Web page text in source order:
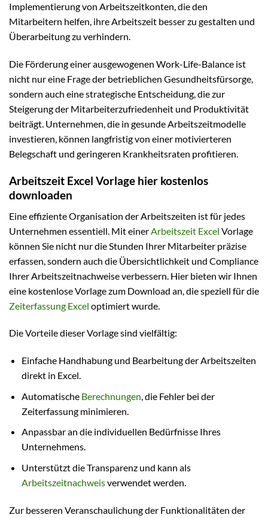
Implementierung von Arbeitszeitkonten, die den
Mitarbeitern helfen, ihre Arbeitszeit besser zu gestalten und
Überarbeitung zu verhindern.
Die Förderung einer ausgewogenen Work-Life-Balance ist
nicht nur eine Frage der betrieblichen Gesundheitsfürsorge,
sondern auch eine strategische Entscheidung, die zur
Steigerung der Mitarbeiterzufriedenheit und Produktivität
beiträgt. Unternehmen, die in gesunde Arbeitszeitmodelle
investieren, können langfristig von einer motivierteren
Belegschaft und geringeren Krankheitsraten profitieren.
Arbeitszeit Excel Vorlage hier kostenlos
downloaden
Eine effiziente Organisation der Arbeitszeiten ist für jedes
Unternehmen essentiell. Mit einer Arbeitszeit Excel Vorlage
können Sie nicht nur die Stunden Ihrer Mitarbeiter präzise
erfassen, sondern auch die Übersichtlichkeit und Compliance
Ihrer Arbeitszeitnachweise verbessern. Hier bieten wir Ihnen
eine kostenlose Vorlage zum Download an, die speziell für die
Zeiterfassung Excel optimiert wurde.
Die Vorteile dieser Vorlage sind vielfältig:
Einfache Handhabung und Bearbeitung der Arbeitszeiten
direkt in Excel.
Automatische Berechnungen, die Fehler bei der
Zeiterfassung minimieren.
Anpassbar an die individuellen Bedürfnisse Ihres
Unternehmens.
Unterstützt die Transparenz und kann als
Arbeitszeitnachweisverwendet werden.
Zur besseren Veranschaulichung der Funktionalitäten der